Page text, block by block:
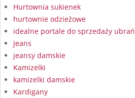
Hurtownia sukienek
hurtownie odzieżowe
idealne portale do sprzedaży ubrań
Jeans
jeansy damskie
Kamizelki
kamizelki damskie
Kardigany